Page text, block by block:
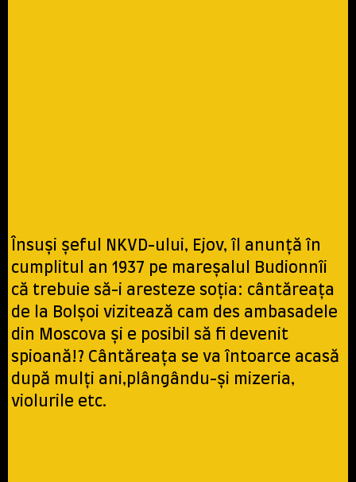
Însuşi şeful NKVD-ului, Ejov, îl anunţă în
cumplitul an 1937 pe mareşalul Budionnîi
că trebuie să-i aresteze soţia: cântăreaţa
de la Bolşoi vizitează cam des ambasadele
din Moscova şi e posibil să fi devenit
spioană!? Cântăreaţa se va întoarce acasă
după mulţi ani,plângându-şi mizeria,
violurile etc.